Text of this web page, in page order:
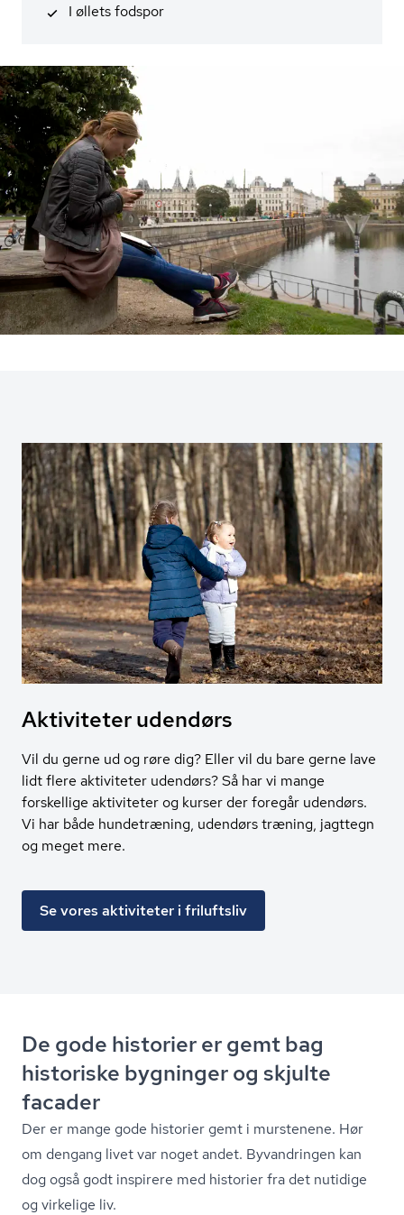
I øllets fodspor
Aktiviteter udendørs
Vil du gerne ud og røre dig? Eller vil du bare gerne lave
lidt flere aktiviteter udendørs? Så har vi mange
forskellige aktiviteter og kurser der foregår udendørs.
Vi har både hundetræning, udendørs træning, jagttegn
og meget mere.
Se vores aktiviteter i friluftsliv
De gode historier er gemt bag
historiske bygninger og skjulte
facader
Der er mange gode historier gemt i murstenene. Hør
om dengang livet var noget andet. Byvandringen kan
dog også godt inspirere med historier fra det nutidige
og virkelige liv.